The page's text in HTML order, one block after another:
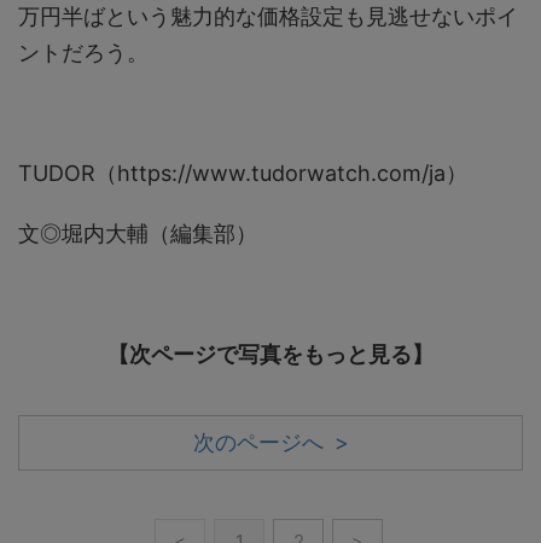
万円半ばという魅力的な価格設定も見逃せないポイ
ントだろう。
TUDOR（https://www.tudorwatch.com/ja）
文◎堀内大輔（編集部）
【次ページで写真をもっと見る】
次のページへ >